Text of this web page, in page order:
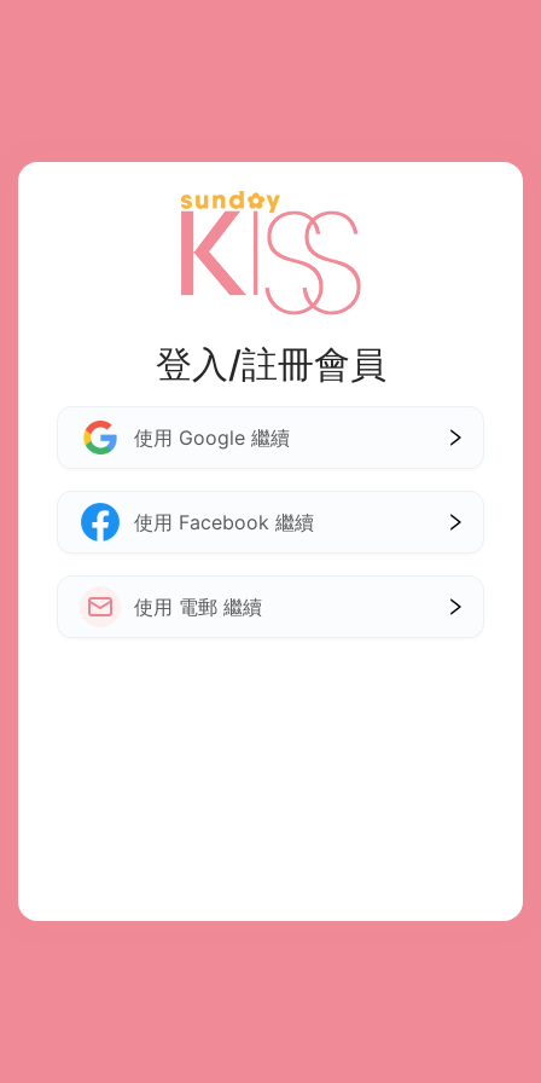
登入/註冊會員
使用 Google 繼續
使用 Facebook 繼續
使用 電郵 繼續